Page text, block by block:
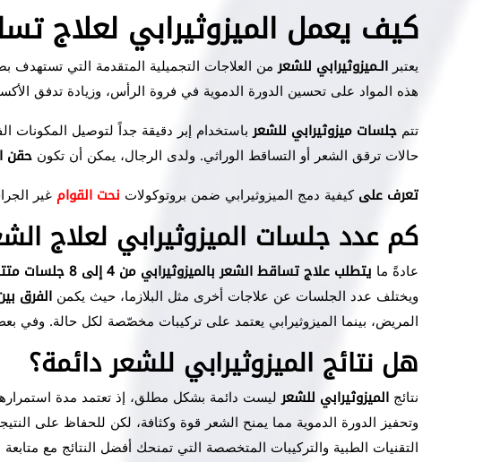
كيف يعمل الميزوثيرابي لعلاج
يعتبرالـميزوثيرابي للشعرمن العلاجات التجميلية المتقدمة التي تستهدف
هذه المواد على تحسين الدورة الدموية في فروة الرأس، وزيادة تدفق
تتم جلسات ميزوثيرابي للشعرباستخدام إبر دقيقة جداً لتوصيل المكونات
حالات ترقق الشعر أو التساقط الوراثي. ولدى الرجال، يمكن أن تكون حقن
تعرف علىكيفية دمج الميزوثيرابي ضمن بروتوكولات نحت القوام غير
كم عدد جلسات الميزوثيرابي لعلاج
عادةً ما يتطلب علاج تساقط الشعر بالميزوثيرابي من 4 إلى 8 جلسات متتالية
ويختلف عدد الجلسات عن علاجات أخرى مثل البلازما، حيث يكمن الفرق
المريض، بينما الميزوثيرابي يعتمد على تركيبات مخصّصة لكل حالة. وفي
هل نتائج الميزوثيرابي للشعر دائمة؟
نتائج الميزوثيرابي للشعرليست دائمة بشكل مطلق، إذ تعتمد مدة
وتحفيز الدورة الدموية مما يمنح الشعر قوة وكثافة، لكن للحفاظ على
التقنيات الطبية والتركيبات المتخصصة التي تمنحك أفضل النتائج مع